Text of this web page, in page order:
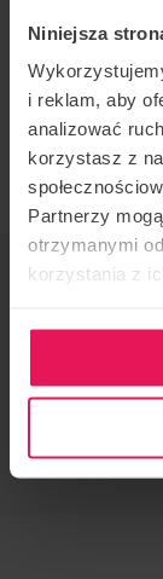
Niniejsza
i reklam, aby
analizować
korzystasz z
Partnerzy
otrzymanymi
korzystania z
All levels of
If you would
questions,
EVENT
CONTACT
RECOMMEND